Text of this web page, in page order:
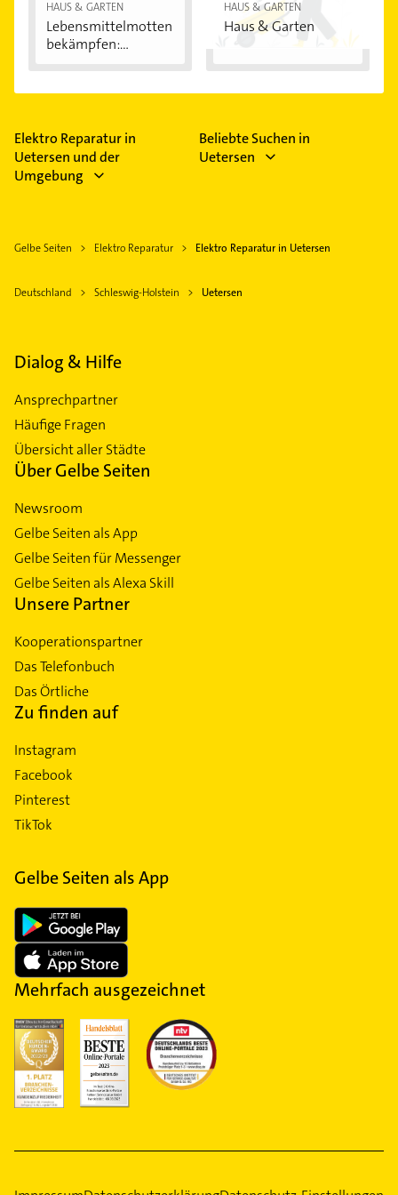
HAUS & GARTEN
Lebensmittelmotten
bekämpfen:...
HAUS & GARTEN
Haus & Garten
Elektro Reparatur in
Uetersen und der
Umgebung
Beliebte Suchen in
Uetersen
Gelbe Seiten Elektro Reparatur Elektro Reparatur in Uetersen
Deutschland Schleswig-Holstein Uetersen
Dialog & Hilfe
Ansprechpartner
Häufige Fragen
Übersicht aller Städte
Über Gelbe Seiten
Newsroom
Gelbe Seiten als App
Gelbe Seiten für Messenger
Gelbe Seiten als Alexa Skill
Unsere Partner
Kooperationspartner
Das Telefonbuch
Das Örtliche
Zu finden auf
Instagram
Facebook
Pinterest
TikTok
Gelbe Seiten als App
Mehrfach ausgezeichnet